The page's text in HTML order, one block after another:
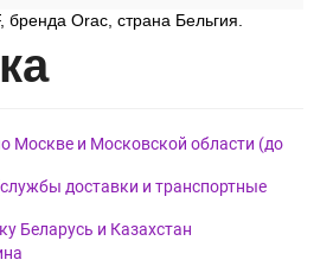
бренда Orac, страна Бельгия.
Москве и Московской области (до
доставки и транспортные
Беларусь и Казахстан